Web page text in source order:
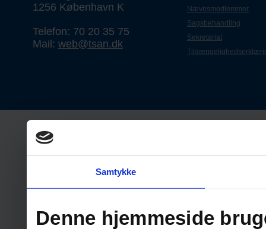
Samtykke
Denne hjemmeside
1256 København K
Telefon: 70 20 35 75
Mail: web@tsan.dk
Nævnsmedlemmer
Sagsbehandling
Sekretariat